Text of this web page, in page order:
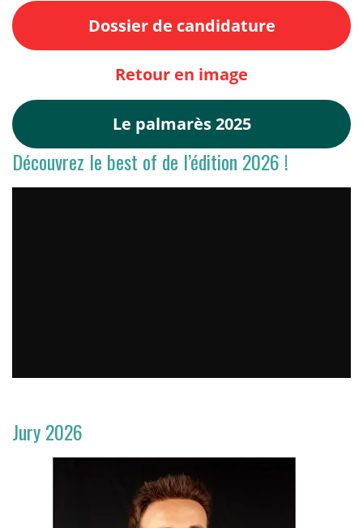
Dossier de candidature
Retour en image
Le palmarès 2025
Découvrez le best of de l’édition 2026 !
Jury 2026